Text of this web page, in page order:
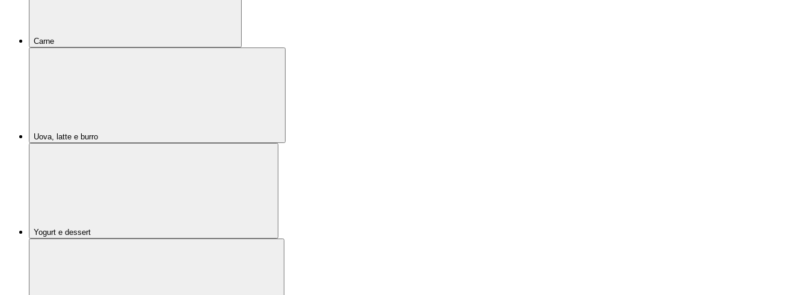
Carne
Uova, latte e burro
Yogurt e dessert